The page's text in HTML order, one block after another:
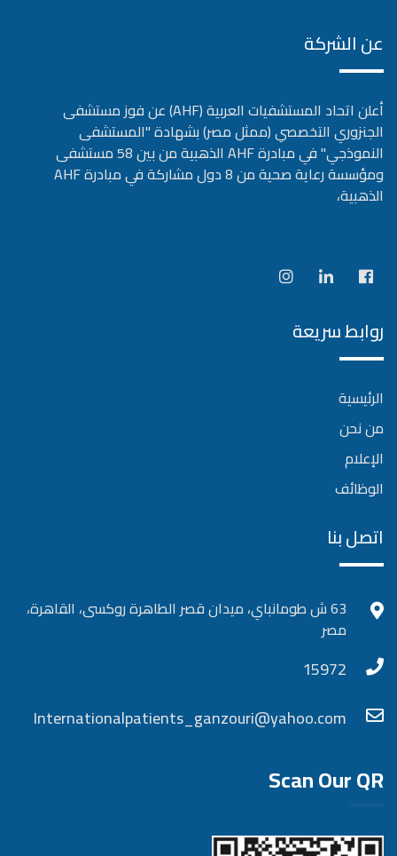
عن الشركة
أعلن اتحاد المستشفيات العربية (AHF) عن فوز مستشفى
الجنزوري التخصصي (ممثل مصر) بشهادة "المستشفى
النموذجي" في مبادرة AHF الذهبية من بين 58 مستشفى
ومؤسسة رعاية صحية من 8 دول مشاركة في مبادرة AHF
الذهبية،
روابط سريعة
الرئيسية
من نحن
الإعلام
الوظائف
اتصل بنا
63 ش طومانباي، ميدان قصر الطاهرة روكسى، القاهرة،
مصر
15972
Internationalpatients_ganzouri@yahoo.com
Scan Our QR